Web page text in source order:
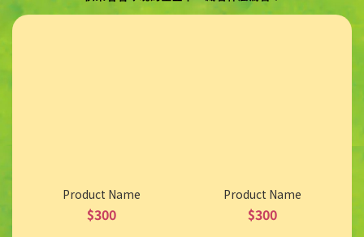
Product Name
$300
Product Name
$300